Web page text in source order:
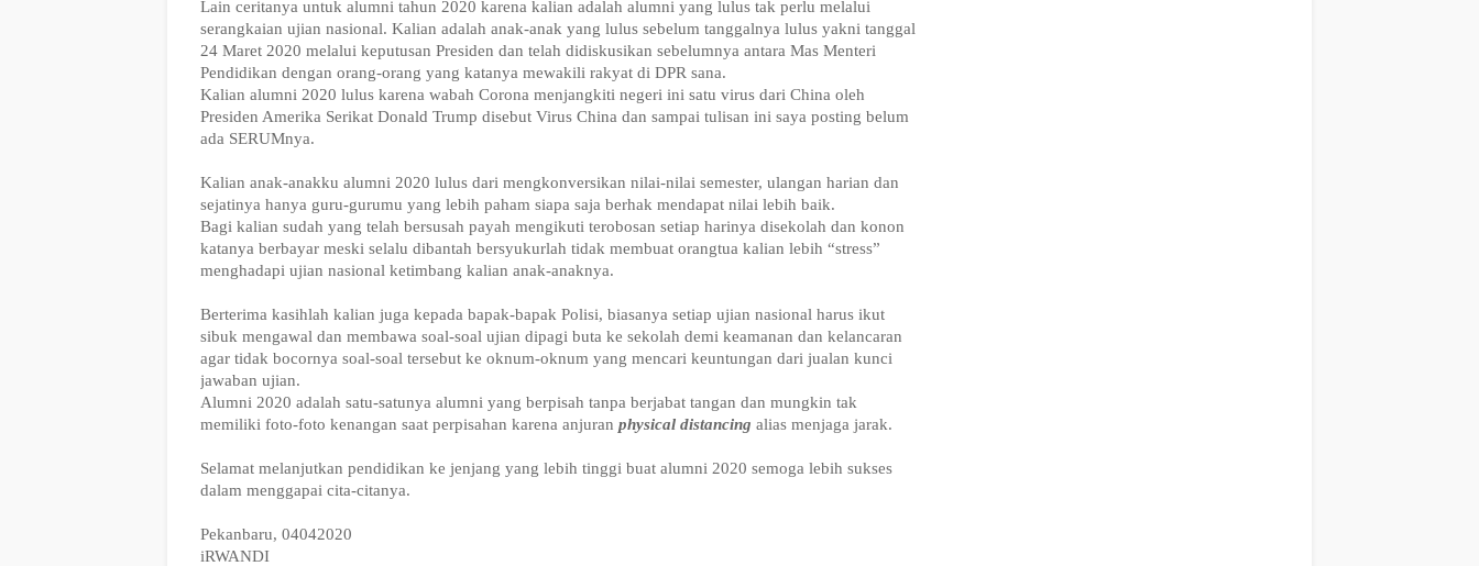
Lain ceritanya untuk alumni tahun 2020 karena kalian adalah alumni yang lulus tak perlu melalui
serangkaian ujian nasional. Kalian adalah anak-anak yang lulus sebelum tanggalnya lulus yakni tanggal
24 Maret 2020 melalui keputusan Presiden dan telah didiskusikan sebelumnya antara Mas Menteri
Pendidikan dengan orang-orang yang katanya mewakili rakyat di DPR sana.
Kalian alumni 2020 lulus karena wabah Corona menjangkiti negeri ini satu virus dari China oleh
Presiden Amerika Serikat Donald Trump disebut Virus China dan sampai tulisan ini saya posting belum
ada SERUMnya.
Kalian anak-anakku alumni 2020 lulus dari mengkonversikan nilai-nilai semester, ulangan harian dan
sejatinya hanya guru-gurumu yang lebih paham siapa saja berhak mendapat nilai lebih baik.
Bagi kalian sudah yang telah bersusah payah mengikuti terobosan setiap harinya disekolah dan konon
katanya berbayar meski selalu dibantah bersyukurlah tidak membuat orangtua kalian lebih “stress”
menghadapi ujian nasional ketimbang kalian anak-anaknya.
Berterima kasihlah kalian juga kepada bapak-bapak Polisi, biasanya setiap ujian nasional harus ikut
sibuk mengawal dan membawa soal-soal ujian dipagi buta ke sekolah demi keamanan dan kelancaran
agar tidak bocornya soal-soal tersebut ke oknum-oknum yang mencari keuntungan dari jualan kunci
jawaban ujian.
Alumni 2020 adalah satu-satunya alumni yang berpisah tanpa berjabat tangan dan mungkin tak
memiliki foto-foto kenangan saat perpisahan karena anjuran physical distancing alias menjaga jarak.
Selamat melanjutkan pendidikan ke jenjang yang lebih tinggi buat alumni 2020 semoga lebih sukses
dalam menggapai cita-citanya.
Pekanbaru, 04042020
iRWANDI